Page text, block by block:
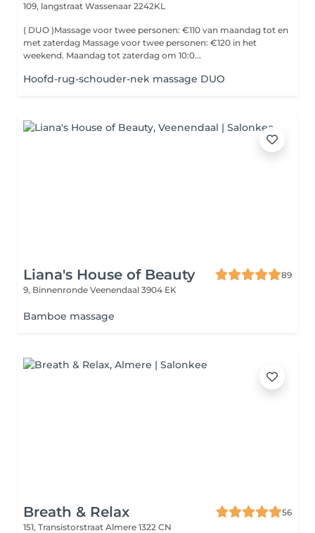
109, langstraat Wassenaar 2242KL
( DUO )Massage voor twee personen: €110 van maandag tot en
met zaterdag Massage voor twee personen: €120 in het
weekend. Maandag tot zaterdag om 10:0...
Hoofd-rug-schouder-nek massage DUO
Liana's House of Beauty
89
9, Binnenronde Veenendaal 3904 EK
Bamboe massage
Breath & Relax
56
151, Transistorstraat Almere 1322 CN